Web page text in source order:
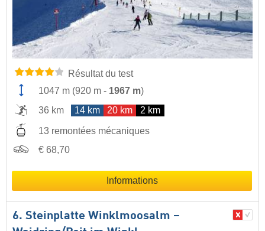
Résultat du test
1047 m (920 m - 1967 m)
36 km
14 km 20 km 2 km
13 remontées mécaniques
€ 68,70
Informations
6. Steinplatte Winklmoosalm –